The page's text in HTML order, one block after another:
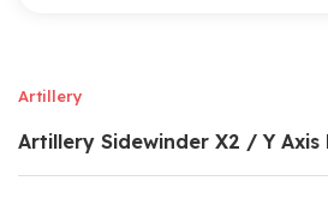
Artillery
Artillery Sidewinder X2 / Y Axis